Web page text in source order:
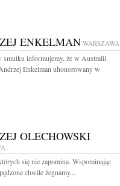
ENKELMAN WARSZAWA
smutku informujemy, że w Australii
Enkelman uhonorowany w
OLECHOWSKI
się nie zapomina. Wspominając
chwile żegnamy...